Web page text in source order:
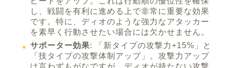
し、戦闘を有利に進める上で非常に重要な効果
です。特に、ディオのような強力なアタッカー
を素早く行動させたい場合には欠かせません。
サポーター効果: 「新タイプの攻撃力+15%」と
「技タイプの攻撃体制アップ」。攻撃力アップ
は言わずもがなですが、ディオが持たない攻撃